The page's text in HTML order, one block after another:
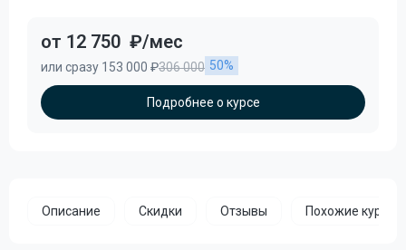
от 12 750 ₽/мес
или сразу 153 000 ₽306 000 50%
Подробнее о курсе
Описание Скидки Отзывы Похожие курсы